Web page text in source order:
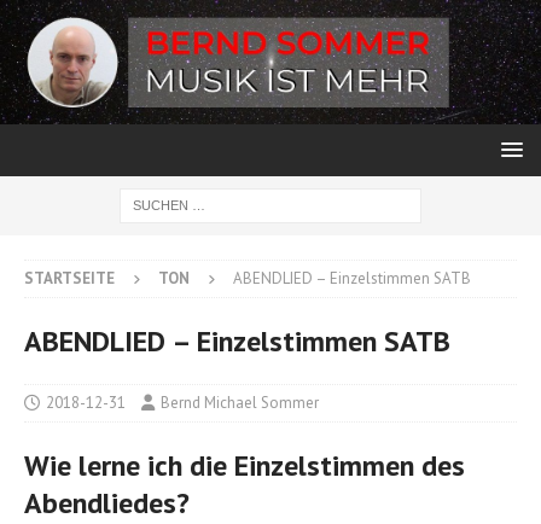
STARTSEITE TON ABENDLIED – Einzelstimmen SATB
ABENDLIED – Einzelstimmen SATB
2018-12-31 Bernd Michael Sommer
Wie lerne ich die Einzelstimmen des
Abendliedes?